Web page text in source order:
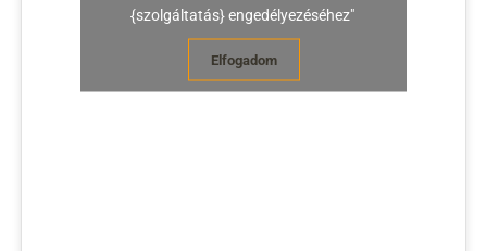
{szolgáltatás} engedélyezéséhez"
Elfogadom